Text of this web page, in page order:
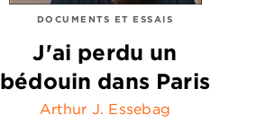
DOCUMENTS ET ESSAIS
J'ai perdu un
bédouin dans Paris
Arthur J. Essebag